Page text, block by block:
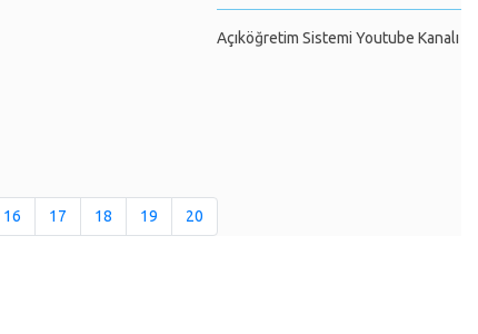
16 17 18 19 20
Açıköğretim Sistemi Youtube Kanalı